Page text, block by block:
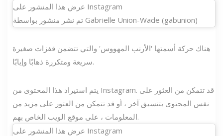
عرض هذا المنشور على Instagram
تم نشر منشور بواسطة Gabrielle Union-Wade (gabunion)
هناك حركة أسمتها 'الأرنب المهووس' والتي تتضمن قفزات صغيرة
سريعة ومتكررة ذهابًا وإيابًا.
يتم استيراد هذا المحتوى من Instagram. قد تتمكن من العثور على
نفس المحتوى بتنسيق آخر ، أو قد تتمكن من العثور على مزيد من
المعلومات ، على موقع الويب الخاص بهم.
عرض هذا المنشور على Instagram